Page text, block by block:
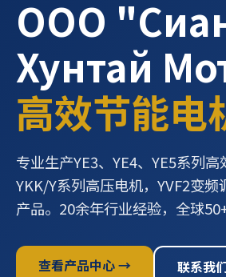
ООО
Хунтай
高效节能电
专业生产YE3、YE4、YE5系列高
YKK/Y系列高压电机，YVF2变
产品。20余年行业经验，全球
查看产品中心 → 联系我